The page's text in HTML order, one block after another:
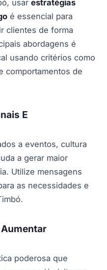
usar estratégias
é essencial para
clientes de forma
abordagens é
usando critérios como
comportamentos de
E
a eventos, cultura
a gerar maior
Utilize mensagens
as necessidades e
poderosa que